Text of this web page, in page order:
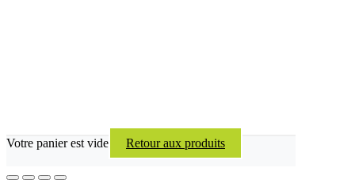
Votre panier est vide Retour aux produits